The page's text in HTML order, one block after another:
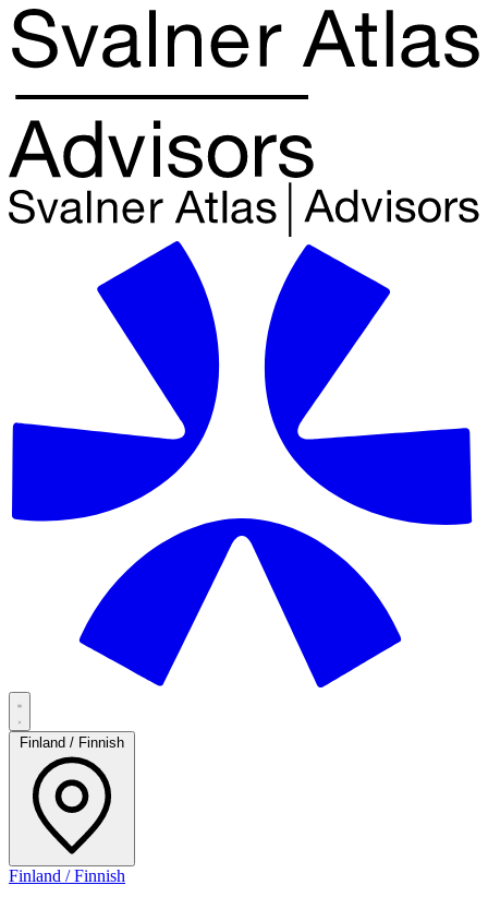
Finland / Finnish
Finland / Finnish